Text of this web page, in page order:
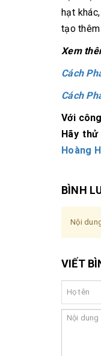
hạt
tạo
Xem
Cách
Cách
Với
Hãy
Hoàng
BÌNH
Nội
VIẾT